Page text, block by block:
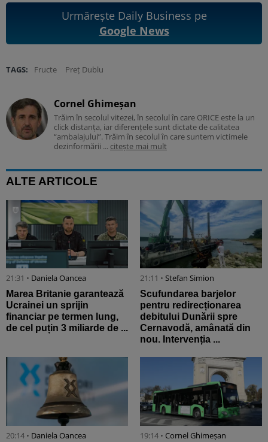
Urmărește Daily Business pe
Google News
TAGS: Fructe Preț Dublu
Cornel Ghimeșan
Trăim în secolul vitezei, în secolul în care ORICE este la un
click distanța, iar diferențele sunt dictate de calitatea
“ambalajului”. Trăim în secolul în care suntem victimele
dezinformării ... citește mai mult
ALTE ARTICOLE
21:31 • Daniela Oancea
Marea Britanie garantează
Ucrainei un sprijin
financiar pe termen lung,
de cel puțin 3 miliarde de ...
21:11 • Stefan Simion
Scufundarea barjelor
pentru redirecționarea
debitului Dunării spre
Cernavodă, amânată din
nou. Intervenția ...
20:14 • Daniela Oancea 19:14 • Cornel Ghimeșan